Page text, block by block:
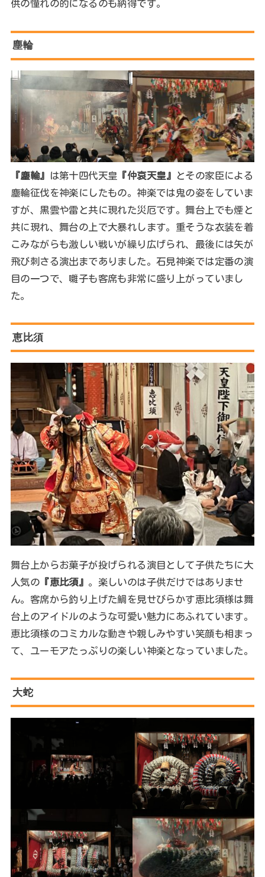
供の憧れの的になるのも納得です。
塵輪
『塵輪』 は第十四代天皇 『仲哀天皇』
とその家臣による
塵輪征伐を神楽にしたもの。神楽では鬼の姿をしていま
すが、黒雲や雷と共に現れた災厄です。舞台上でも煙と
共に現れ、舞台の上で大暴れします。重そうな衣装を着
こみながらも激しい戦いが繰り広げられ、最後には矢が
飛び刺さる演出までありました。石見神楽では定番の演
目の一つで、囃子も客席も非常に盛り上がっていまし
た。
恵比須
舞台上からお菓子が投げられる演目として子供たちに大
人気の 『恵比須』 。楽しいのは子供だけではありませ
ん。客席から釣り上げた鯛を見せびらかす恵比須様は舞
台上のアイドルのような可愛い魅力にあふれています。
恵比須様のコミカルな動きや親しみやすい笑顔も相まっ
て、ユーモアたっぷりの楽しい神楽となっていました。
大蛇